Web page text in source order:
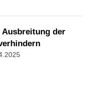
Ausbreitung der